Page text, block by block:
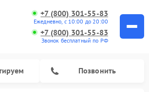
+7 (800) 301-55-83
Ежедневно, с 10:00 до 20:00
+7 (800) 301-55-83
Звонок бесплатный по РФ
Позвонить